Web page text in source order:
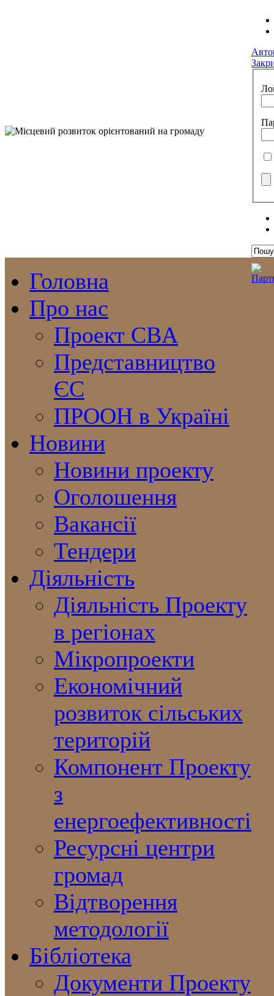
Головна
Про нас
Проект CBA
Представництво
ЄС
ПРООН в Україні
Новини
Новини проекту
Оголошення
Вакансії
Тендери
Діяльність
Діяльність Проекту
в регіонах
Мікропроекти
Економічний
розвиток сільських
територій
Компонент Проекту
з
енергоефективності
Ресурсні центри
громад
Відтворення
методології
Бібліотека
Документи Проекту